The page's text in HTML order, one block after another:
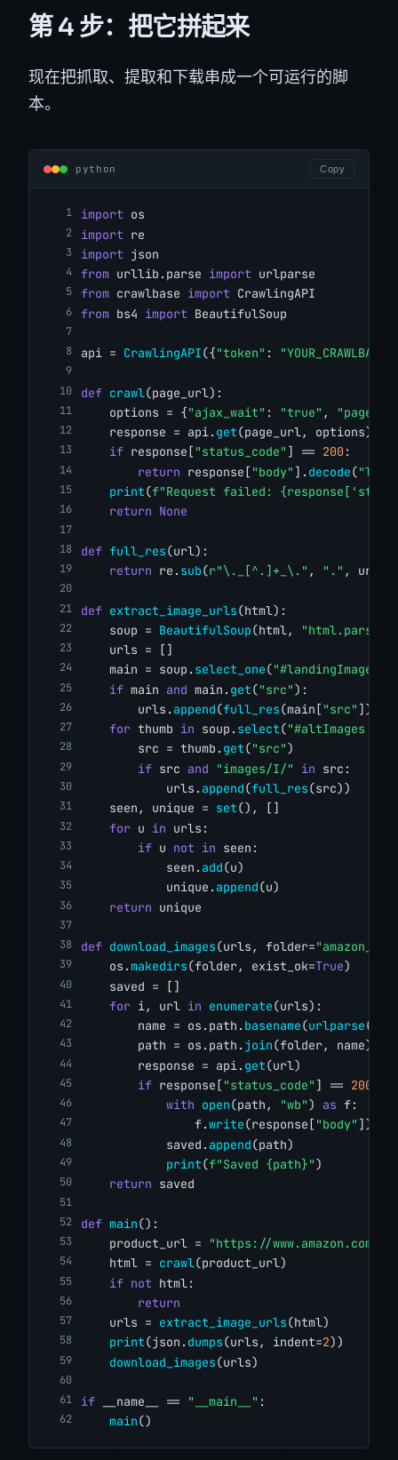
第 4 步：把它拼起来
现在把抓取、提取和下载串成一个可运行的脚
本。
python Copy
import os
import re
import json
from urllib.parse import urlparse
from crawlbase import CrawlingAPI
from bs4 import BeautifulSoup
api = CrawlingAPI({"token" :
def crawl(page_url):
    options = {
"ajax_wait" : "true" ,
    response = api.
get(page_url, options)
if response[ "status_code" ] == 200 :
return response[ "body" ]. decode(
print(f"Request failed:
return None
def full_res(url):
return re. sub(r"\._[^.]+_\." , "." , url)
def extract_image_urls(html):
    soup =
BeautifulSoup(html, "html.parser"
    urls = []
    main = soup.
select_one("#landingImage,
if main and main. get("src"):
        urls.
append(full_res(main[ "src" ]))
for thumb in soup. select("#altImages
        src = thumb.
get("src")
if src and "images/I/" in src:
            urls.
append(full_res(src))
    seen, unique =
set(), []
for u in urls:
if u not in seen:
            seen.
add(u)
            unique.
append(u)
return unique
def download_images(urls, folder=
    os.
makedirs(folder, exist_ok=True)
    saved = []
for i, url in enumerate(urls):
        name = os.path.
basename(urlparse
        path = os.path.
join(folder, name)
        response = api.
get(url)
if response[ "status_code" ] == 200
with open(path, "wb") as f:
                f.
write(response[ "body" ])
            saved.
append(path)
print(f"Saved {path}")
return saved
def main():
    product_url =
"https://www.amazon.com/dp/
    html =
crawl(product_url)
if not html:
return
    urls =
extract_image_urls(html)
print(json. dumps(urls, indent=2))
download_images(urls)
if __name__ == "__main__" :
main()